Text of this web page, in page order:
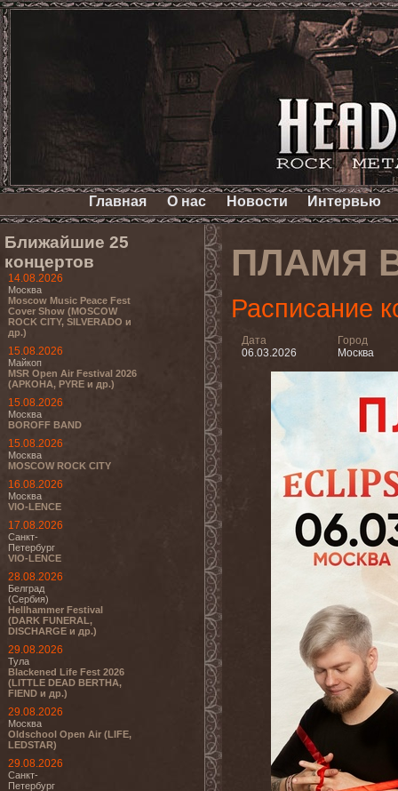
Главная О нас Новости Интервью
Ближайшие 25
концертов
14.08.2026
Москва
Moscow Music Peace Fest
Cover Show (MOSCOW
ROCK CITY, SILVERADO и
др.)
15.08.2026
Майкоп
MSR Open Air Festival 2026
(АРКОНА, PYRE и др.)
15.08.2026
Москва
BOROFF BAND
15.08.2026
Москва
MOSCOW ROCK CITY
16.08.2026
Москва
VIO-LENCE
17.08.2026
Санкт-
Петербург
VIO-LENCE
28.08.2026
Белград
(Сербия)
Hellhammer Festival
(DARK FUNERAL,
DISCHARGE и др.)
29.08.2026
Тула
Blackened Life Fest 2026
(LITTLE DEAD BERTHA,
FIEND и др.)
29.08.2026
Москва
Oldschool Open Air (LIFE,
LEDSTAR)
29.08.2026
Санкт-
Петербург
ПЛАМЯ
Расписание
Дата
06.03.2026
Город
Москва